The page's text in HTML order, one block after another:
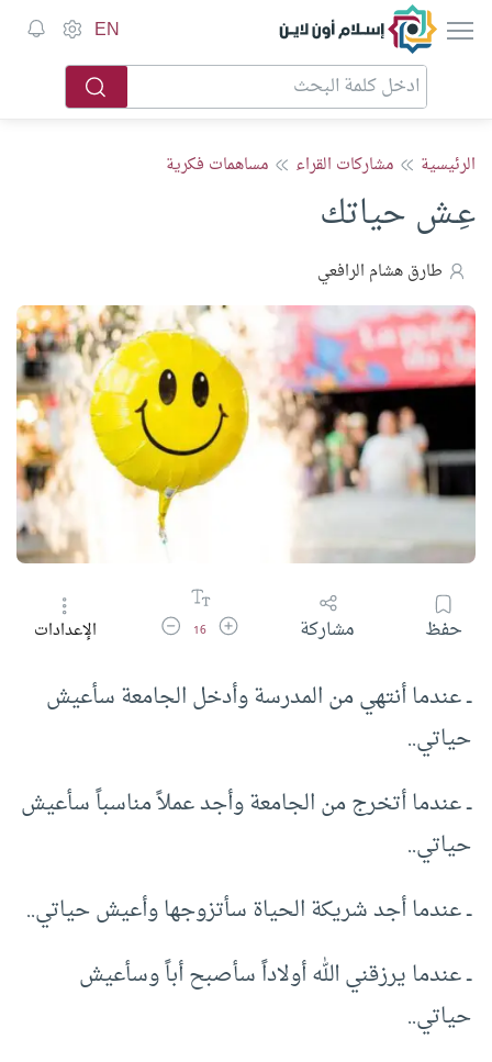
إسلام أون لاين EN
الرئيسية مشاركات القراء مساهمات فكرية
عِـش حياتك
طارق هشام الرافعي
حفظ مشاركة زيادة حجم الخط
16 تقليل حجم الخطالإعدادات
ــ عندما أنتهي من المدرسة وأدخل الجامعة سأعيش
حياتي..
ــ عندما أتخرج من الجامعة وأجد عملاً مناسباً سأعيش
حياتي..
ــ عندما أجد شريكة الحياة سأتزوجها وأعيش حياتي..
ــ عندما يرزقني الله أولاداً سأصبح أباً وسأعيش
حياتي..